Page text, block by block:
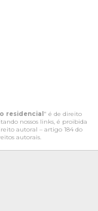
residencial " é de direito
nossos links, é proibida
autoral – artigo 184 do
autorais.